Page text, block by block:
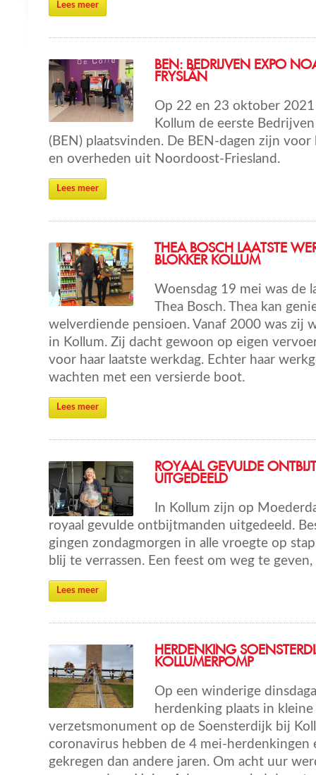
Lees meer
BEN: BEDRIJVEN EXPO
FRYSLÂN
Op 22 en 23 oktober 2021
Kollum de eerste
(BEN) plaatsvinden. De BEN-dagen zijn
en overheden uit Noordoost-Friesland.
Lees meer
THEA BOSCH LAATSTE
BLOKKER KOLLUM
Woensdag 19 mei was de
Thea Bosch. Thea kan
welverdiende pensioen. Vanaf 2000 was zij
in Kollum. Zij dacht gewoon op eigen
voor haar laatste werkdag. Echter haar
wachten met een versierde boot.
Lees meer
ROYAAL GEVULDE
UITGEDEELD
In Kollum zijn op
royaal gevulde ontbijtmanden uitgedeeld.
gingen zondagmorgen in alle vroegte op
blij te verrassen. Een feest om weg te
Lees meer
HERDENKING
KOLLUMERPOMP
Op een winderige
herdenking plaats in
verzetsmonument op de Soensterdijk bij
coronavirus hebben de 4 mei-herdenkingen
gekregen dan andere jaren. Om acht uur